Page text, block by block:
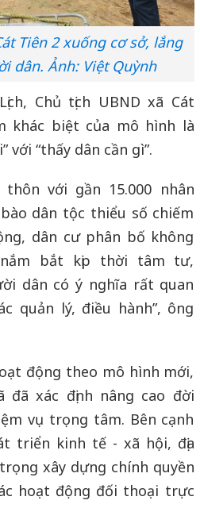
Tiên 2 xuống cơ sở, lắng
dân. Ảnh: Việt Quỳnh
Chủ tịch UBND xã Cát
khác biệt của mô hình là
với “thấy dân cần gì”.
với gần 15.000 nhân
dân tộc thiểu số chiếm
dân cư phân bố không
bắt kịp thời tâm tư,
dân có ý nghĩa rất quan
quản lý, điều hành”, ông
động theo mô hình mới,
đã xác định nâng cao đời
vụ trọng tâm. Bên cạnh
triển kinh tế - xã hội, địa
xây dựng chính quyền
hoạt động đối thoại trực